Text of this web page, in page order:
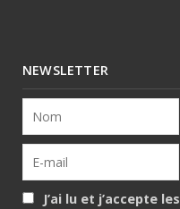
NEWSLETTER
J’ai lu et j’accepte les